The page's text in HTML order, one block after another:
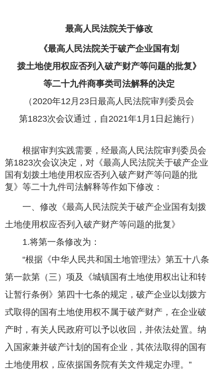
最高人民法院关于修改
《最高人民法院关于破产企业国有划
拨土地使用权应否列入破产财产等问题的批复》
等二十九件商事类司法解释的决定
（2020年12月23日最高人民法院审判委员会
第1823次会议通过，自2021年1月1日起施行）
根据审判实践需要，经最高人民法院审判委员会
第1823次会议决定，对《最高人民法院关于破产企业
国有划拨土地使用权应否列入破产财产等问题的批
复》等二十九件司法解释等作如下修改：
一、修改《最高人民法院关于破产企业国有划拨
土地使用权应否列入破产财产等问题的批复》
1.将第一条修改为：
“根据《中华人民共和国土地管理法》第五十八条
第一款第（三）项及《城镇国有土地使用权出让和转
让暂行条例》第四十七条的规定，破产企业以划拨方
式取得的国有土地使用权不属于破产财产，在企业破
产时，有关人民政府可以予以收回，并依法处置。纳
入国家兼并破产计划的国有企业，其依法取得的国有
土地使用权，应依据国务院有关文件规定办理。”